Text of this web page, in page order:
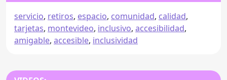
servicio, retiros, espacio, comunidad, calidad,
tarjetas, montevideo, inclusivo, accesibilidad,
amigable, accesible, inclusividad